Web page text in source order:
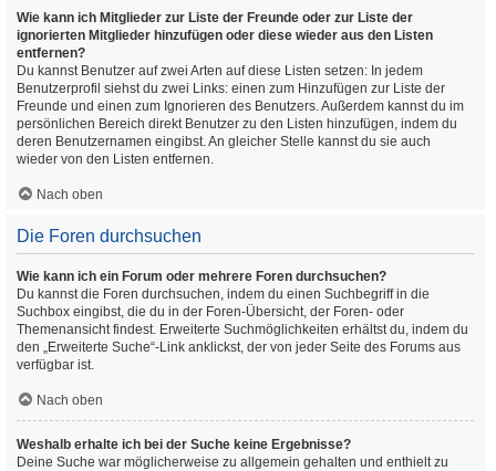
Wie kann ich Mitglieder zur Liste der Freunde oder zur Liste der
ignorierten Mitglieder hinzufügen oder diese wieder aus den Listen
entfernen?
Du kannst Benutzer auf zwei Arten auf diese Listen setzen: In jedem
Benutzerprofil siehst du zwei Links: einen zum Hinzufügen zur Liste der
Freunde und einen zum Ignorieren des Benutzers. Außerdem kannst du im
persönlichen Bereich direkt Benutzer zu den Listen hinzufügen, indem du
deren Benutzernamen eingibst. An gleicher Stelle kannst du sie auch
wieder von den Listen entfernen.
Nach oben
Die Foren durchsuchen
Wie kann ich ein Forum oder mehrere Foren durchsuchen?
Du kannst die Foren durchsuchen, indem du einen Suchbegriff in die
Suchbox eingibst, die du in der Foren-Übersicht, der Foren- oder
Themenansicht findest. Erweiterte Suchmöglichkeiten erhältst du, indem du
den „Erweiterte Suche“-Link anklickst, der von jeder Seite des Forums aus
verfügbar ist.
Nach oben
Weshalb erhalte ich bei der Suche keine Ergebnisse?
Deine Suche war möglicherweise zu allgemein gehalten und enthielt zu